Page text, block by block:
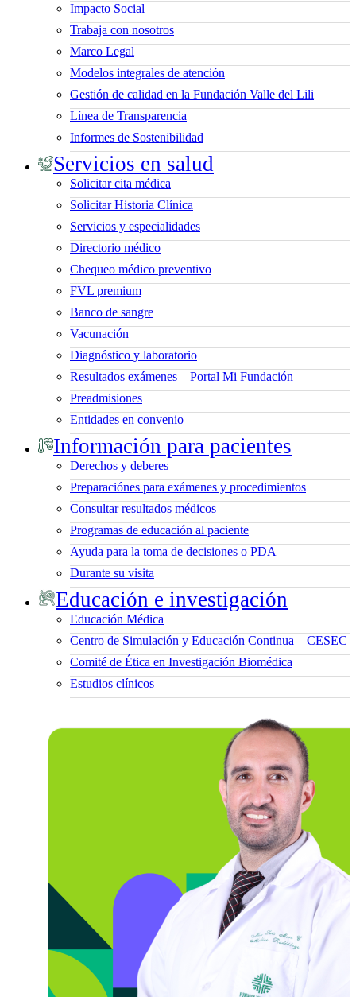
Impacto Social
Trabaja con nosotros
Marco Legal
Modelos integrales de atención
Gestión de calidad en la Fundación Valle del Lili
Línea de Transparencia
Informes de Sostenibilidad
Servicios en salud
Solicitar cita médica
Solicitar Historia Clínica
Servicios y especialidades
Directorio médico
Chequeo médico preventivo
FVL premium
Banco de sangre
Vacunación
Diagnóstico y laboratorio
Resultados exámenes – Portal Mi Fundación
Preadmisiones
Entidades en convenio
Información para pacientes
Derechos y deberes
Preparaciónes para exámenes y procedimientos
Consultar resultados médicos
Programas de educación al paciente
Ayuda para la toma de decisiones o PDA
Durante su visita
Educación e investigación
Educación Médica
Centro de Simulación y Educación Continua – CESEC
Comité de Ética en Investigación Biomédica
Estudios clínicos